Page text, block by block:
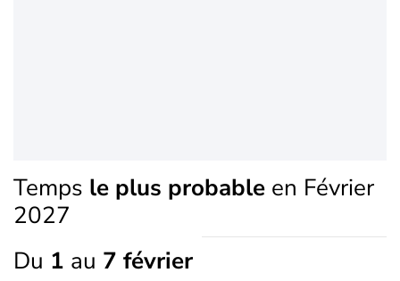
Temps le plus probable en Février
2027
Du 1 au 7 février